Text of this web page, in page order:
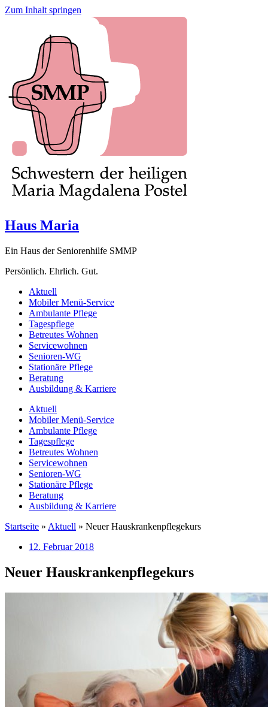
Zum Inhalt springen
Haus Maria
Ein Haus der Seniorenhilfe SMMP
Persönlich. Ehrlich. Gut.
Aktuell
Mobiler Menü-Service
Ambulante Pflege
Tagespflege
Betreutes Wohnen
Servicewohnen
Senioren-WG
Stationäre Pflege
Beratung
Ausbildung & Karriere
Aktuell
Mobiler Menü-Service
Ambulante Pflege
Tagespflege
Betreutes Wohnen
Servicewohnen
Senioren-WG
Stationäre Pflege
Beratung
Ausbildung & Karriere
Startseite » Aktuell » Neuer Hauskrankenpflegekurs
12. Februar 2018
Neuer Hauskrankenpflegekurs